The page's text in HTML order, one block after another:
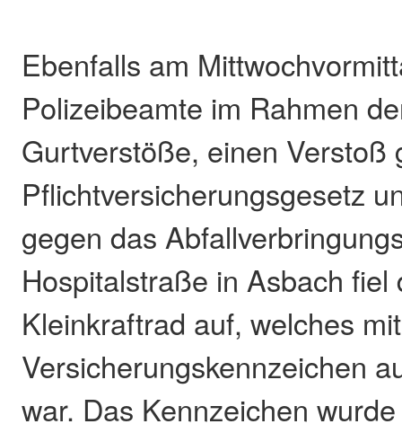
Ebenfalls am
Polizeibeamte im Rahmen
Gurtverstöße, einen Verstoß
Pflichtversicherungsgesetz
gegen das
Hospitalstraße in Asbach
Kleinkraftrad auf, welches
Versicherungskennzeichen
war. Das Kennzeichen